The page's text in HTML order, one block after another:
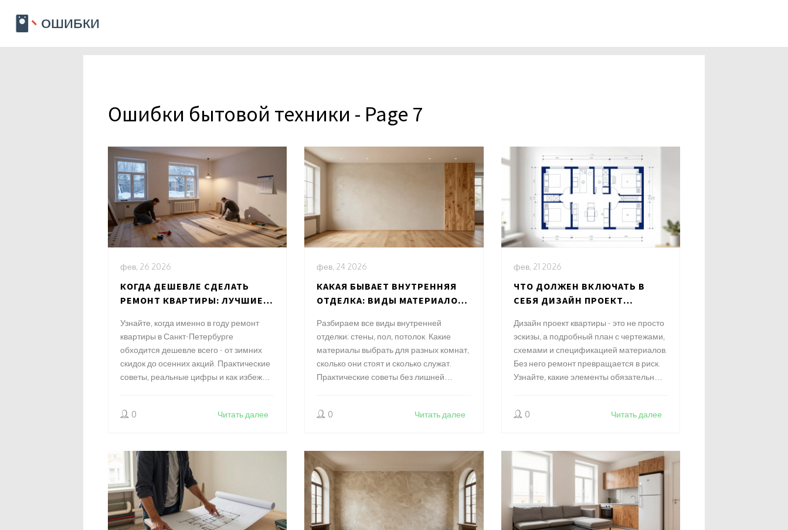
Ошибки бытовой техники - Page 7
фев, 26 2026
КОГДА ДЕШЕВЛЕ СДЕЛАТЬ
РЕМОНТ КВАРТИРЫ: ЛУЧШИЕ
Узнайте, когда именно в году ремонт
квартиры в Санкт-Петербурге
обходится дешевле всего - от зимних
скидок до осенних акций. Практические
советы, реальные цифры и как избежать
0 Читать далее
фев, 24 2026
КАКАЯ БЫВАЕТ ВНУТРЕННЯЯ
ОТДЕЛКА: ВИДЫ МАТЕРИАЛОВ
Разбираем все виды внутренней
отделки: стены, пол, потолок. Какие
материалы выбрать для разных комнат,
сколько они стоят и сколько служат.
Практические советы без лишней
0 Читать далее
фев, 21 2026
ЧТО ДОЛЖЕН ВКЛЮЧАТЬ В
СЕБЯ ДИЗАЙН ПРОЕКТ
ОБЯЗАТЕЛЬНЫХ ЭЛЕМЕНТОВ
Дизайн проект квартиры - это не просто
эскизы, а подробный план с чертежами,
схемами и спецификацией материалов.
Без него ремонт превращается в риск.
Узнайте, какие элементы обязательны
0
Читать далее